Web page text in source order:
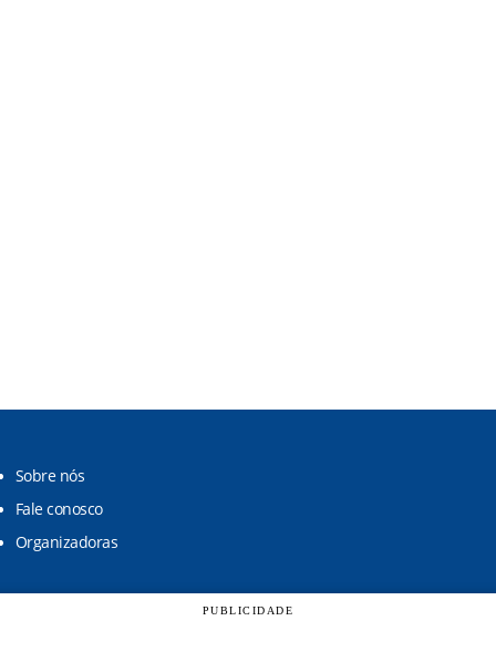
Sobre nós
Fale conosco
Organizadoras
PUBLICIDADE